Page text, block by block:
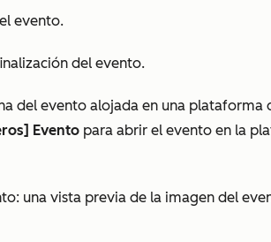
evento.
del evento.
del evento alojada en una plataforma
Evento para abrir el evento en la
una vista previa de la imagen del